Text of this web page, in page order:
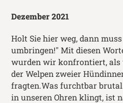
Dezember 2021
Holt Sie hier weg, dann
umbringen!" Mit diesen
wurden wir konfrontiert, als
der Welpen zweier
fragten.Was furchtbar
in unseren Ohren klingt, ist